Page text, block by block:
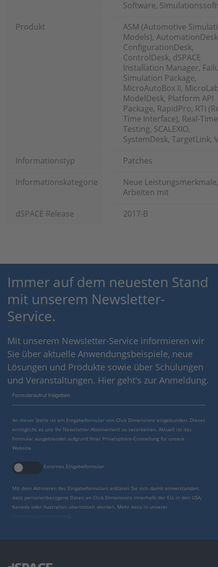
Software,
Produkt
ASM (Automotive
Models),
ConfigurationDesk,
ControlDesk, dSPACE
Installation Manager,
Simulation Package,
MicroAutoBox II,
ModelDesk, Platform API
Package, RapidPro, RTI
Time Interface), Real-Time
Testing, SCALEXIO,
SystemDesk, TargetLink,
Informationstyp
Patches
Informationskategorie
Neue Leistungsmerkmale,
Arbeiten mit
dSPACE Release
2017-B
Immer auf dem neuesten Stand
mit unserem Newsletter-
Service.
Mit unserem Newsletter-Service informieren wir
Sie über aktuelle Anwendungsbeispiele, neue
Lösungen und Produkte sowie über Schulungen
und Veranstaltungen. Hier geht's zur Anmeldung.
Formularaufruf freigeben
An dieser Stelle ist ein Eingabeformular von Click Dimensions eingebunden. Dieses
ermöglicht es uns Ihr Newsletter-Abonnement zu verarbeiten. Aktuell ist das
Formular ausgeblendet aufgrund Ihrer Privatsphäre-Einstellung für unsere
Website.
Externes Eingabeformular
Mit dem Aktivieren des Eingabeformulars erklären Sie sich damit einverstanden,
dass personenbezogene Daten an Click Dimensions innerhalb der EU, in den USA,
Kanada oder Australien übermittelt werden. Mehr dazu in unserer